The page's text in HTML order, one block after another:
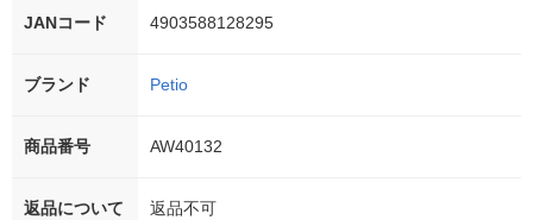
JANコード 4903588128295
ブランド Petio
商品番号 AW40132
返品について
返品不可